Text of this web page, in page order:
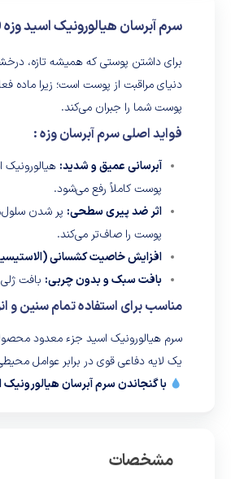
سرم آبرسان هیالورونیک اسید وزه 100میل
برای داشتن پوستی که همیشه تازه،
دنیای مراقبت از پوست است؛ زیرا ماده
پوست شما را جبران می‌کند.
فواید اصلی سرم آبرسان وزه :
آبرسانی عمیق و شدید:
پوست کاملاً رفع می‌شود.
اثر ضد پیری سطحی: پر شدن
پوست را صاف‌تر می‌کند.
افزایش خاصیت کشسانی
بافت سبک و بدون چربی: بافت
مناسب برای استفاده تمام سنین و
سرم هیالورونیک اسید جزء معدود
یک لایه دفاعی قوی در برابر عوامل
با گنجاندن سرم آبرسان
مشخصات